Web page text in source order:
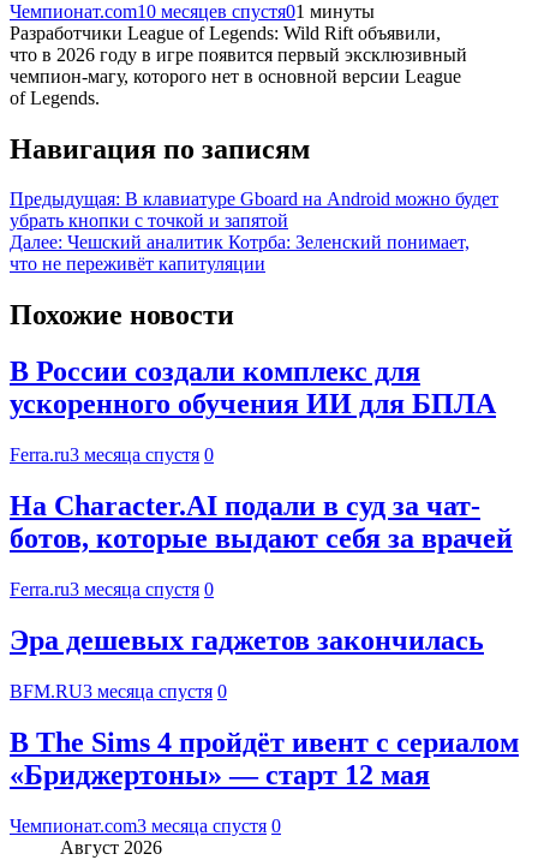
Чемпионат.com10 месяцев спустя01 минуты
Разработчики League of Legends: Wild Rift объявили,
что в 2026 году в игре появится первый эксклюзивный
чемпион-магу, которого нет в основной версии League
of Legends.
Навигация по записям
Предыдущая: В клавиатуре Gboard на Android можно будет
убрать кнопки с точкой и запятой
Далее: Чешский аналитик Котрба: Зеленский понимает,
что не переживёт капитуляции
Похожие новости
В России создали комплекс для
ускоренного обучения ИИ для БПЛА
Ferra.ru3 месяца спустя 0
На Character.AI подали в суд за чат-
ботов, которые выдают себя за врачей
Ferra.ru3 месяца спустя 0
Эра дешевых гаджетов закончилась
BFM.RU3 месяца спустя 0
В The Sims 4 пройдёт ивент с сериалом
«Бриджертоны» — старт 12 мая
Чемпионат.com3 месяца спустя 0
Август 2026